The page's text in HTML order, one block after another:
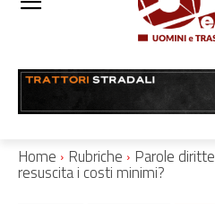
Home Rubriche Parole diritte
resuscita i costi minimi?